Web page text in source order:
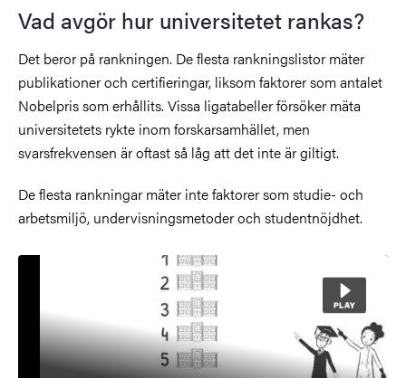
Vad avgör hur universitetet rankas?
Det beror på rankningen. De flesta rankningslistor mäter
publikationer och certifieringar, liksom faktorer som antalet
Nobelpris som erhållits. Vissa ligatabeller försöker mäta
universitetets rykte inom forskarsamhället, men
svarsfrekvensen är oftast så låg att det inte är giltigt.
De flesta rankningar mäter inte faktorer som studie- och
arbetsmiljö, undervisningsmetoder och studentnöjdhet.